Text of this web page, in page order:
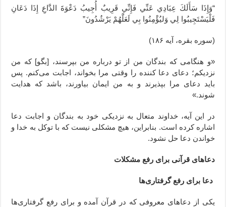
“وَإِذَا سَأَلَكَ عِبَادِي عَنِّي فَإِنِّي قَرِيبٌ أُجِيبُ دَعْوَةَ الدَّاعِ إِذَا دَعَانِ
فَلْيَسْتَجِيبُوا لِي وَليُؤْمِنُوا بِي لَعَلَّهُمْ يَرْشُدُونَ”
(سوره بقره، آیه ۱۸۶)
«و هنگامی که بندگان من از تو درباره من بپرسند، [بگو] که من
نزدیکم؛ دعای دعا کننده را وقتی مرا بخواند، اجابت می‌کنم. پس
باید دعای مرا بپذیرند و به من ایمان بیاورند، باشد که هدایت
شوند.»
در این آیه، خداوند متعال به نزدیکی خود به بندگان و اجابت دعا
اشاره کرده است. بنابراین، هیچ مشکلی نیست که با توکل به خدا و
خواندن دعا حل نشود.
دعاهای قرآنی برای رفع مشکلات
دعا برای رفع گرفتاری‌ها
یکی از دعاهای معروفی که در قرآن آمده و برای رفع گرفتاری‌ها